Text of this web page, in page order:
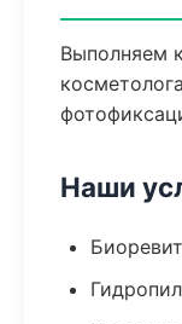
Выполняем
Наши